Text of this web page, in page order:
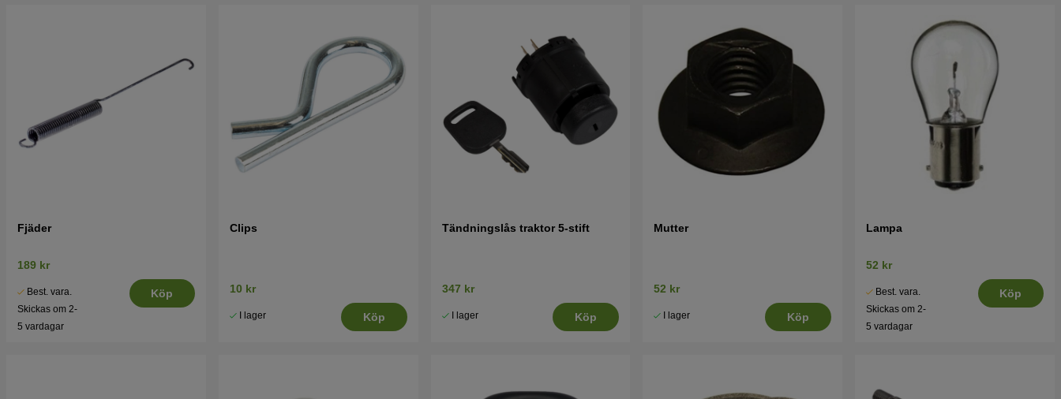
Fjäder
189 kr
Best. vara.
Skickas om 2-
5 vardagar
Köp
Clips
10 kr
I lager Köp
Tändningslås traktor 5-stift
347 kr
I lager Köp
Mutter
52 kr
I lager Köp
Lampa
52 kr
Best. vara.
Skickas om 2-
5 vardagar
Köp